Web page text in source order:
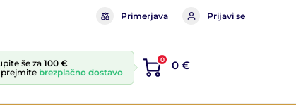
Primerjava Prijavi se
še za 100 €
prejmite brezplačno dostavo
0 0 €